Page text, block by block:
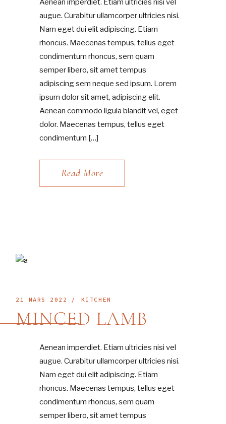
Aenean imperdiet. Etiam ultricies nisi vel
augue. Curabitur ullamcorper ultricies nisi.
Nam eget dui elit adipiscing. Etiam
rhoncus. Maecenas tempus, tellus eget
condimentum rhoncus, sem quam
semper libero, sit amet tempus
adipiscing sem neque sed ipsum. Lorem
ipsum dolor sit amet, adipiscing elit.
Aenean commodo ligula blandit vel, eget
dolor. Maecenas tempus, tellus eget
condimentum […]
Read More
21 MARS 2022 KITCHEN
MINCED LAMB
Aenean imperdiet. Etiam ultricies nisi vel
augue. Curabitur ullamcorper ultricies nisi.
Nam eget dui elit adipiscing. Etiam
rhoncus. Maecenas tempus, tellus eget
condimentum rhoncus, sem quam
semper libero, sit amet tempus